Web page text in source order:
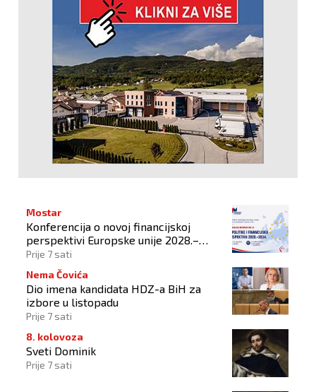
Mostar
Konferencija o novoj financijskoj
perspektivi Europske unije 2028.–
2034.
Prije 7 sati
Nema Čovića
Dio imena kandidata HDZ-a BiH za
izbore u listopadu
Prije 7 sati
8. kolovoza
Sveti Dominik
Prije 7 sati